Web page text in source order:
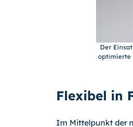
Der
optimierte
Flexibel in
Im Mittelpunkt der